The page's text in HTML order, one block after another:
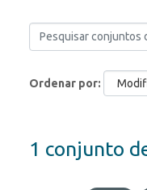
Ordenar por
1 conjunto